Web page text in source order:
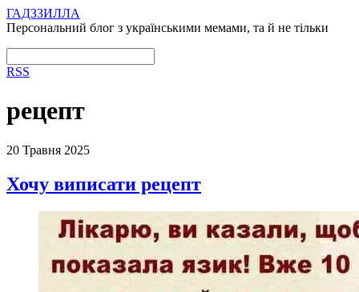
ГАДЗЗИЛЛА
Персональний блог з українськими мемами, та й не тільки
RSS
рецепт
20 Травня 2025
Хочу виписати рецепт